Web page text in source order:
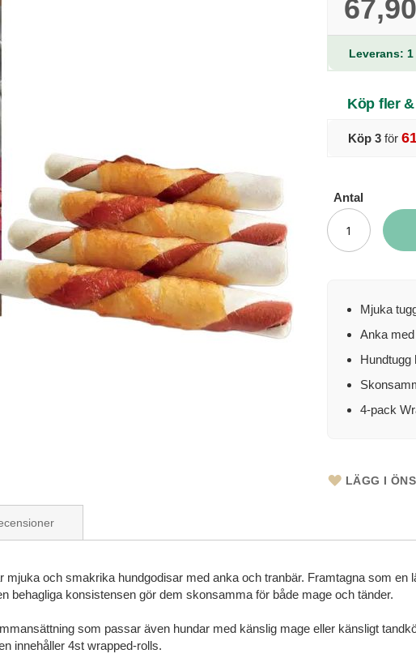
Leverans:
Köp fler
Köp 3 för
Antal
Mjuka
Anka
Hundtugg
4-pack
LÄGG I
och smakrika hundgodisar med anka och tranbär. Framtagna som en
behagliga konsistensen gör dem skonsamma för både mage och tänder.
som passar även hundar med känslig mage eller känsligt
innehåller 4st wrapped-rolls.